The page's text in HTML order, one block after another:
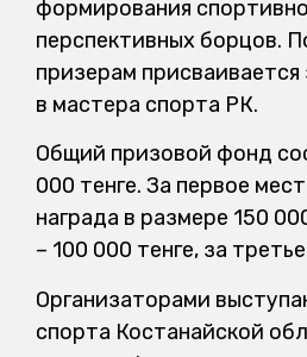
формирования
перспективных борцов.
призерам
в мастера спорта РК.
Общий призовой фонд
000 тенге. За первое
награда в размере 150
– 100 000 тенге, за
Организаторами
спорта Костанайской